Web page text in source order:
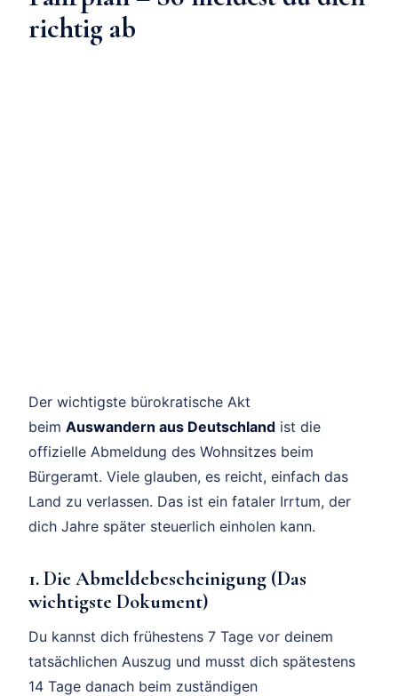
richtig ab
Der wichtigste bürokratische Akt
beim Auswandern aus Deutschland ist die
offizielle Abmeldung des Wohnsitzes beim
Bürgeramt. Viele glauben, es reicht, einfach das
Land zu verlassen. Das ist ein fataler Irrtum, der
dich Jahre später steuerlich einholen kann.
1. Die Abmeldebescheinigung (Das
wichtigste Dokument)
Du kannst dich frühestens 7 Tage vor deinem
tatsächlichen Auszug und musst dich spätestens
14 Tage danach beim zuständigen